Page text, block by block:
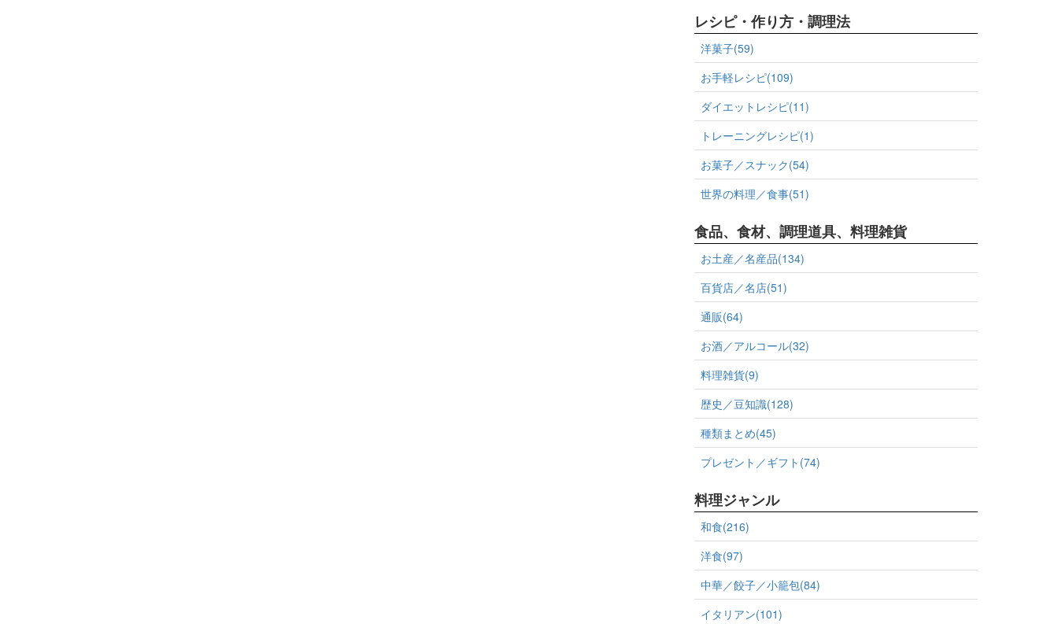
レシピ・作り方・調理法
洋菓子(59)
お手軽レシピ(109)
ダイエットレシピ(11)
トレーニングレシピ(1)
お菓子／スナック(54)
世界の料理／食事(51)
食品、食材、調理道具、料理雑貨
お土産／名産品(134)
百貨店／名店(51)
通販(64)
お酒／アルコール(32)
料理雑貨(9)
歴史／豆知識(128)
種類まとめ(45)
プレゼント／ギフト(74)
料理ジャンル
和食(216)
洋食(97)
中華／餃子／小籠包(84)
イタリアン(101)